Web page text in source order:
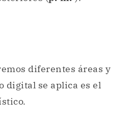
diferentes áreas y
digital se aplica es el